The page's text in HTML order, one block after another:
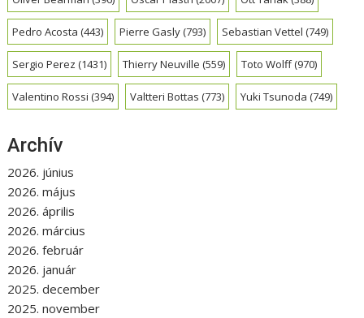
Pedro Acosta (443) Pierre Gasly(793) Sebastian Vettel (749)
Sergio Perez (1431) Thierry Neuville (559) Toto Wolff(970)
Valentino Rossi (394) Valtteri Bottas (773) Yuki Tsunoda (749)
Archív
2026. június
2026. május
2026. április
2026. március
2026. február
2026. január
2025. december
2025. november